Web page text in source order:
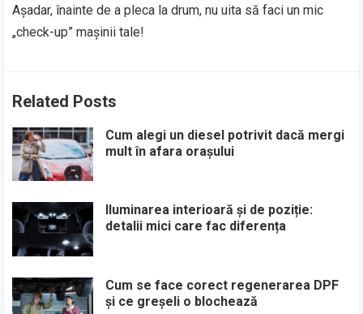
Așadar, înainte de a pleca la drum, nu uita să faci un mic
„check-up” mașinii tale!
Related Posts
Cum alegi un diesel potrivit dacă mergi
mult în afara orașului
Iluminarea interioară și de poziție:
detalii mici care fac diferența
Cum se face corect regenerarea DPF
și ce greșeli o blochează